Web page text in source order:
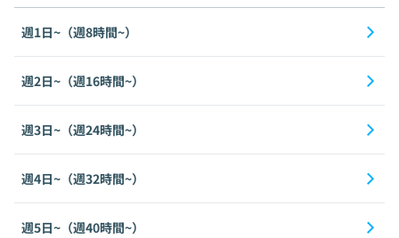
週1日~（週8時間~）
週2日~（週16時間~）
週3日~（週24時間~）
週4日~（週32時間~）
週5日~（週40時間~）